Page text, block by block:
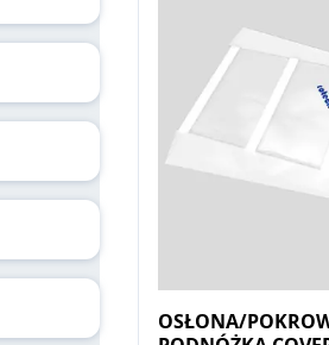
OSŁONA/